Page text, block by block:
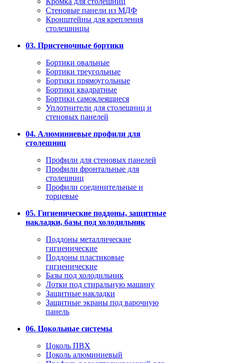
Стеновые панели из МДФ
Кронштейны для крепления
столешницы
03. Пристеночные бортики
Бортики овальные
Бортики треугольные
Бортики прямоугольные
Бортики квадратные
Бортики самоклеящиеся
Уплотнители для столешниц и
стеновых панелей
04. Алюминиевые профили для
столешниц
Профили для стеновых панелей
Профили фронтальные для
столешниц
Профили соединительные и
торцевые
05. Гигиенические поддоны, защитные
накладки, базы под холодильник
Поддоны металлические
гигиенические
Поддоны пластиковые
гигиенические
Базы под холодильник
Лотки под стиральную машину
Защитные накладки
Защитные экраны под варочную
панель
06. Цокольные системы
Цоколь ПВХ
Цоколь алюминиевый